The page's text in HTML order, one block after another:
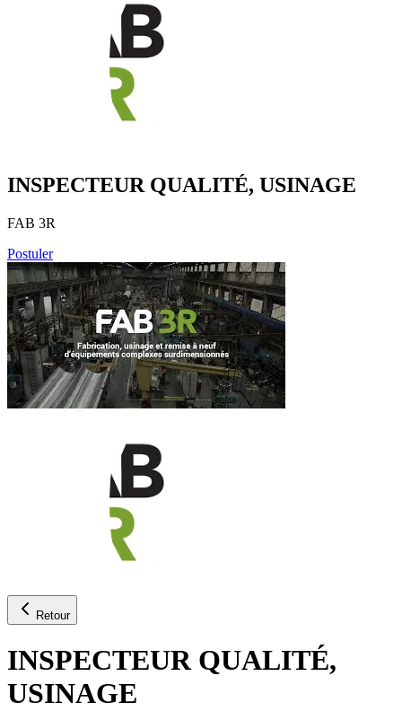
INSPECTEUR QUALITÉ, USINAGE
FAB 3R
Postuler
Retour
INSPECTEUR QUALITÉ,
USINAGE